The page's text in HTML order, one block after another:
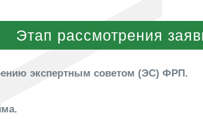
Этап рассмотрения
экспертным советом (ЭС) ФРП.